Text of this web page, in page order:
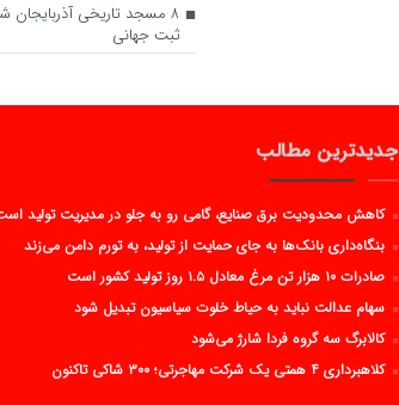
۸ مسجد تاریخی
ثبت جهانی
جدیدترین مطالب
کاهش محدودیت برق صنایع، گامی رو به جلو در مدیریت تولید
بنگاه‌داری بانک‌ها به جای حمایت از تولید، به تورم دامن می‌زند
صادرات ۱۰ هزار تن مرغ معادل ۱.۵ روز تولید کشور است
سهام عدالت نباید به حیاط خلوت سیاسیون تبدیل شود
کالابرگ سه گروه فردا شارژ می‌شود
کلاهبرداری ۴ همتی یک شرکت مهاجرتی؛ ۳۰۰ شاکی تاکنون